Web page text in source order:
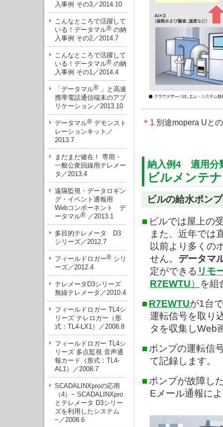
入事例 その3／2014.10
こんなところで活躍して
いる！データマル® の納
入事例 その2／2014.7
こんなところで活躍して
いる！データマル® の納
入事例 その1／2014.4
「データマル® 」と高速
携帯電話通信端末のアプ
リケーション／2013.10
データマル® デモンスト
レーションキット／
2013.7
まだまだ健在！ 専用・
一般公衆回線用テレメー
タ／2013.4
遠隔監視・データロギン
グ・イベント通報用
Webコンポーネント デ
ータマル® ／2013.1
多目的テレメータ D3
シリーズ／2012.7
フィールドロガー® シリ
ーズ／2012.4
テレメータD3シリーズ
無線テレメータ／2010.4
フィールドロガー TL4シ
リーズ テレロガー（形
式：TL4-LX1）／2008.8
フィールドロガー TL4シ
リーズ 多点監視 音声通
報カード（形式：TL4-
AL1）／2008.7
SCADALINXproの応用
（4）− SCADALINXpro
とテレメータ D3シリー
ズを利用したシステム
−／2008.6
＊1 別途mopera Uと
納入例4 適用分
ビルメンテ
ビルの給水ポン
■ ビルでは屋上の
また、近年では
以前より多くの
せん。 データマ
定ができる リモ
R7EWTU） を組
■R7EWTUが1台
運転信号を取り
タを収集しWeb
■ポンプの運転信
て記録します。
■ポンプが故障し
Eメール通報に